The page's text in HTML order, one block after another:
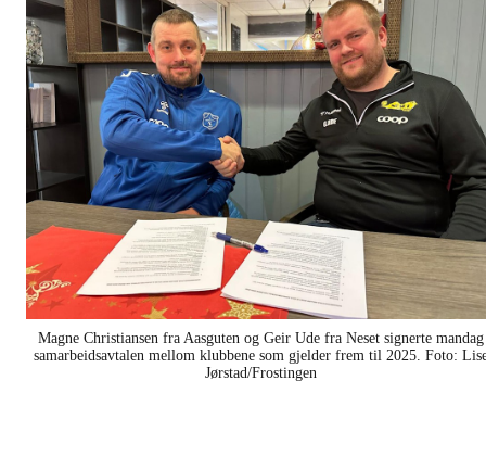
Magne Christiansen fra Aasguten og Geir Ude fra Neset signerte mandag
samarbeidsavtalen mellom klubbene som gjelder frem til 2025. Foto:
Jørstad/Frostingen